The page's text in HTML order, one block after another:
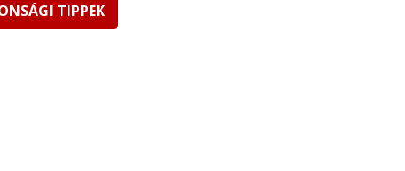
TIPPEK